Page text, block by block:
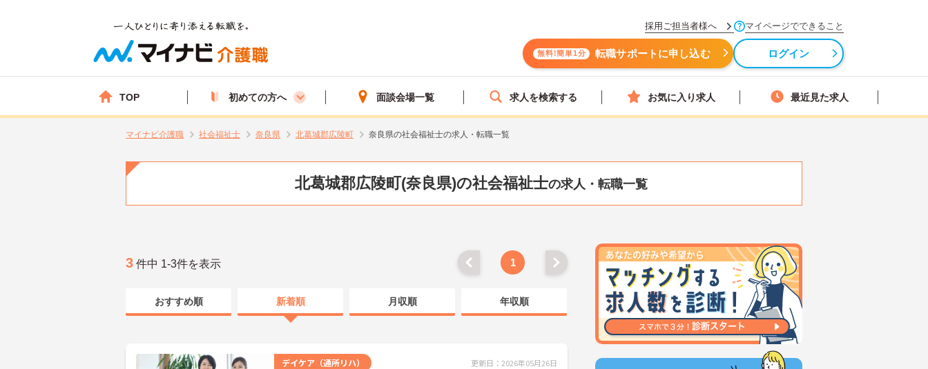
採用ご担当者様へ マイページでできること
無料!簡単1分 転職サポートに申し込む ログイン
TOP 初めての方へ 面談会場一覧 求人を検索する お気に入り求人 最近見た求人
マイナビ介護職 社会福祉士 奈良県 北葛城郡広陵町 奈良県の社会福祉士の求人・転職一覧
北葛城郡広陵町(奈良県)の社会福祉士の求人・転職一覧
3 件中 1-3件を表示 1
おすすめ順 新着順 月収順 年収順
デイケア（通所リハ） 更新日：2026年05月26日